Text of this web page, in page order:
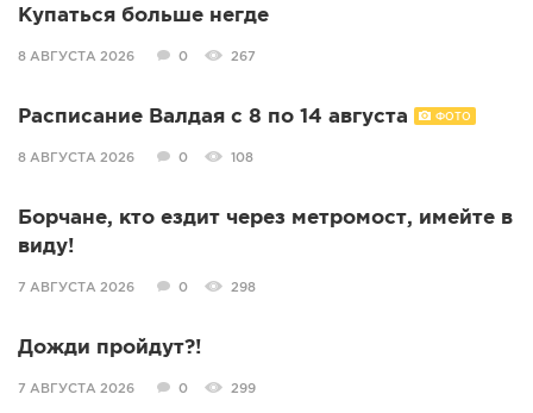
Купаться больше негде
8 АВГУСТА 2026 0 267
Расписание Валдая с 8 по 14 августа ФОТО
8 АВГУСТА 2026 0 108
Борчане, кто ездит через метромост, имейте в
виду!
7 АВГУСТА 2026 0 298
Дожди пройдут?!
7 АВГУСТА 2026 0 299